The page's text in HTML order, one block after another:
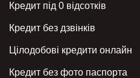
Кредит під 0 відсотків
Кредит без дзвінків
Цілодобові кредити онлайн
Кредит без фото паспорта